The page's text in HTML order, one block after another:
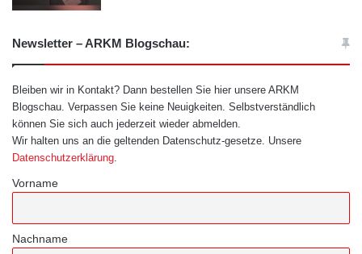
Newsletter – ARKM Blogschau:
Bleiben wir in Kontakt? Dann bestellen Sie hier unsere ARKM
Blogschau. Verpassen Sie keine Neuigkeiten. Selbstverständlich
können Sie sich auch jederzeit wieder abmelden.
Wir halten uns an die geltenden Datenschutz-gesetze. Unsere
Datenschutzerklärung
Vorname
Nachname